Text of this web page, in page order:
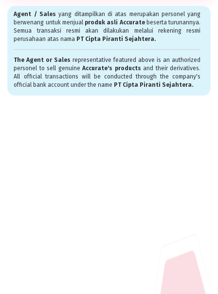
Agent / Sales yang ditampilkan di atas merupakan personel yang
berwenang untuk menjual produk asli Accurate beserta turunannya.
Semua transaksi resmi akan dilakukan melalui rekening resmi
perusahaan atas nama PT Cipta Piranti Sejahtera.
The Agent or Sales representative featured above is an authorized
personel to sell genuineAccurate's products and their derivatives.
All official transactions will be conducted through the company's
official bank account under the name PT Cipta Piranti Sejahtera.